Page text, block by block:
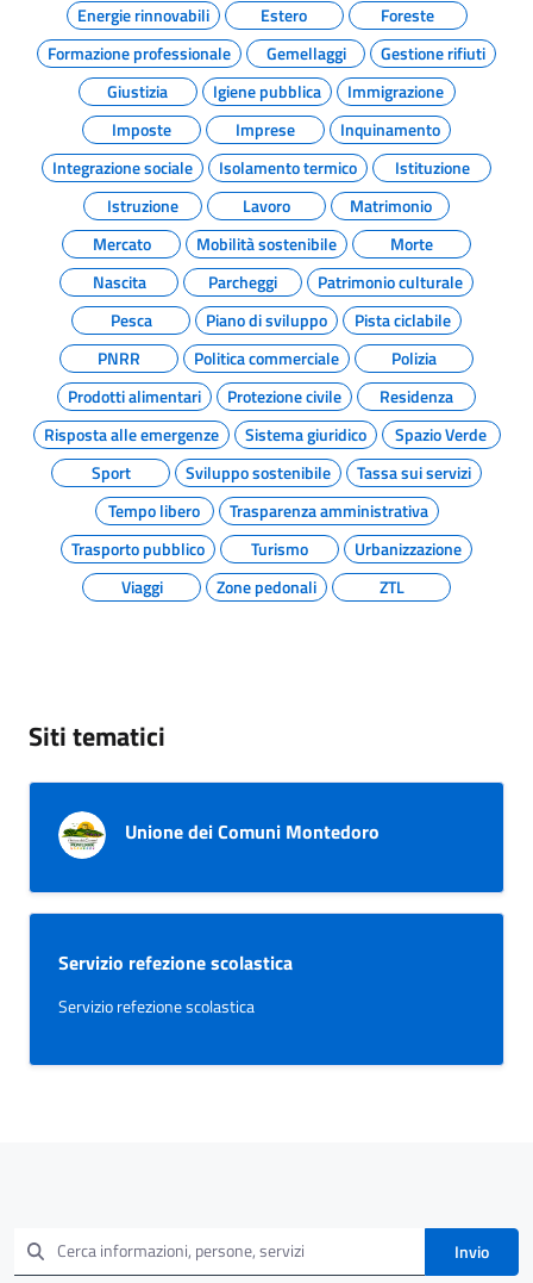
Energie rinnovabili Estero
Foreste
Formazione professionale
Gemellaggi
Gestione rifiuti
Giustizia
Igiene pubblica
Immigrazione
Imposte
Imprese
Inquinamento
Integrazione sociale
Isolamento termico
Istituzione
Istruzione
Lavoro
Matrimonio
Mercato
Mobilità sostenibile
Morte
Nascita
Parcheggi
Patrimonio culturale
Pesca
Piano di sviluppo
Pista ciclabile
PNRR
Politica commerciale
Polizia
Prodotti alimentari
Protezione civile
Residenza
Risposta alle emergenze
Sistema giuridico
Spazio Verde
Sport
Sviluppo sostenibile
Tassa sui servizi
Tempo libero
Trasparenza amministrativa
Trasporto pubblico
Turismo
Urbanizzazione
Viaggi
Zone pedonali ZTL
Siti tematici
Unione dei Comuni Montedoro
Servizio refezione scolastica
Servizio refezione scolastica
Invio